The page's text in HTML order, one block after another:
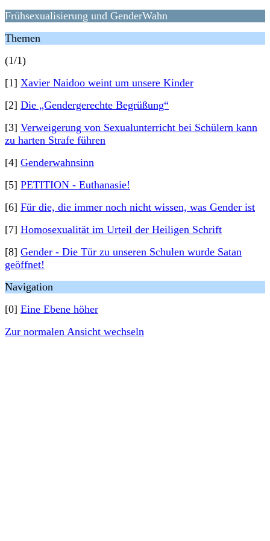
Frühsexualisierung und GenderWahn
Themen
(1/1)
[1] Xavier Naidoo weint um unsere Kinder
[2] Die „Gendergerechte Begrüßung“
[3] Verweigerung von Sexualunterricht bei Schülern kann
zu harten Strafe führen
[4] Genderwahnsinn
[5] PETITION - Euthanasie!
[6] Für die, die immer noch nicht wissen, was Gender ist
[7] Homosexualität im Urteil der Heiligen Schrift
[8] Gender - Die Tür zu unseren Schulen wurde Satan
geöffnet!
Navigation
[0] Eine Ebene höher
Zur normalen Ansicht wechseln